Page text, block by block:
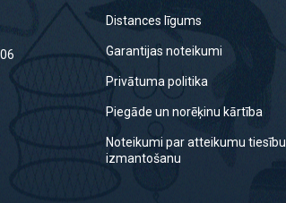
Distances līgums
Garantijas noteikumi
Privātuma politika
Piegāde un norēķinu kārtība
Noteikumi par atteikumu tiesību
izmantošanu